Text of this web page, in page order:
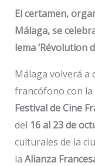
El certamen,
Málaga, se
lema ‘Révolution
Málaga volverá a
francófono con la
Festival de Cine
del 16 al 23 de
culturales de la
la Alianza